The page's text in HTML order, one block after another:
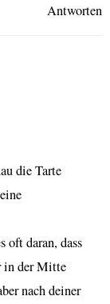
Antworten
die Tarte
oft daran, dass
in der Mitte
nach deiner